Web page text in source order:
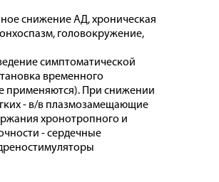
снижение АД, хроническая
головокружение,
симптоматической
временного
применяются). При снижении
- в/в плазмозамещающие
хронотропного и
- сердечные